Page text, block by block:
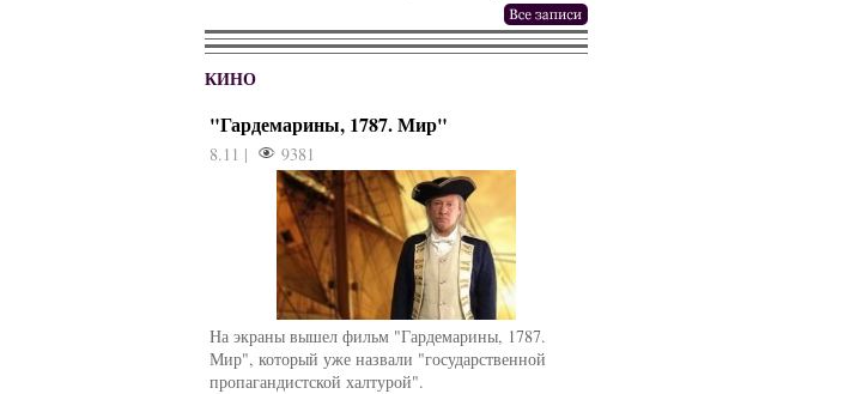
КИНО
"Гардемарины, 1787. Мир"
8.11 | 9381
На экраны вышел фильм "Гардемарины, 1787.
Мир", который уже назвали "государственной
пропагандистской халтурой".